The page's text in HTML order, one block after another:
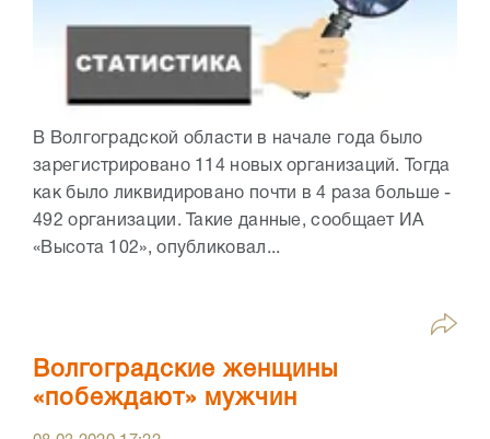
В Волгоградской области в начале года было
зарегистрировано 114 новых организаций. Тогда
как было ликвидировано почти в 4 раза больше -
492 организации. Такие данные, сообщает ИА
«Высота 102», опубликовал...
Волгоградские женщины
«побеждают» мужчин